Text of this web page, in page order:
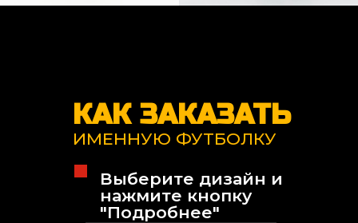
Выберите дизайн и
нажмите кнопку
"Подробнее"
КАК ЗАКАЗАТЬ
ИМЕННУЮ ФУТБОЛКУ